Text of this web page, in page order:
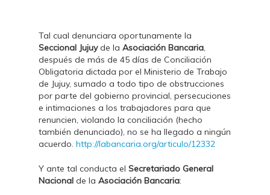
Tal cual denunciara oportunamente la
Seccional Jujuyde la Asociación Bancaria,
después de más de 45 días de Conciliación
Obligatoria dictada por el Ministerio de Trabajo
de Jujuy, sumado a todo tipo de obstrucciones
por parte del gobierno provincial, persecuciones
e intimaciones a los trabajadores para que
renuncien, violando la conciliación (hecho
también denunciado), no se ha llegado a ningún
acuerdo. http://labancaria.org/articulo/12332
Y ante tal conducta el Secretariado General
Nacional de la Asociación Bancaria: